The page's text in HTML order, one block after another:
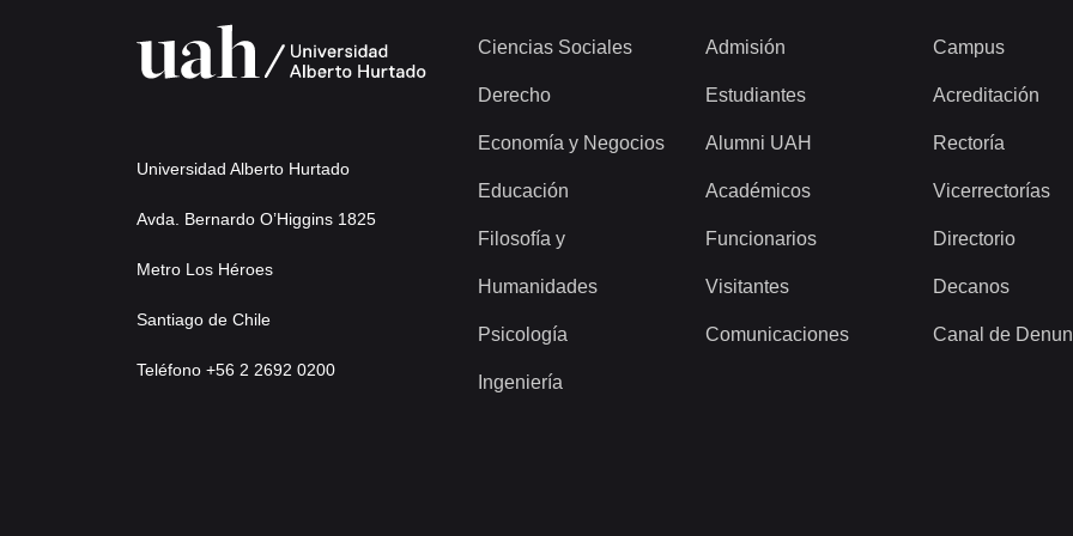
Universidad Alberto Hurtado
Avda. Bernardo O’Higgins 1825
Metro Los Héroes
Santiago de Chile
Teléfono +56 2 2692 0200
Ciencias Sociales
Derecho
Economía y Negocios
Educación
Filosofía y
Humanidades
Psicología
Ingeniería
Admisión
Estudiantes
Alumni UAH
Académicos
Funcionarios
Visitantes
Comunicaciones
Campus
Acreditación
Rectoría
Vicerrectorías
Directorio
Decanos
Canal de